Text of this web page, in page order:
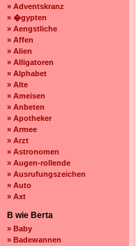
» Adventskranz
» �gypten
» Aengstliche
» Affen
» Alien
» Alligatoren
» Alphabet
» Alte
» Ameisen
» Anbeten
» Apotheker
» Armee
» Arzt
» Astronomen
» Augen-rollende
» Ausrufungszeichen
» Auto
» Axt
B wie Berta
» Baby
» Badewannen